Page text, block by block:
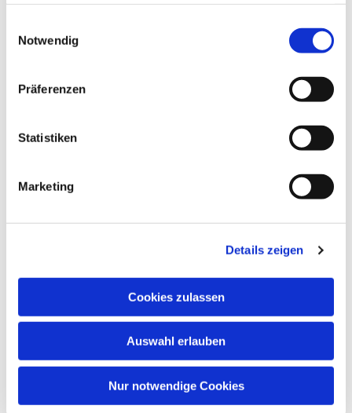
Notwendig
Präferenzen
Statistiken
Marketing
Details zeigen
Cookies zulassen
Auswahl erlauben
Nur notwendige Cookies